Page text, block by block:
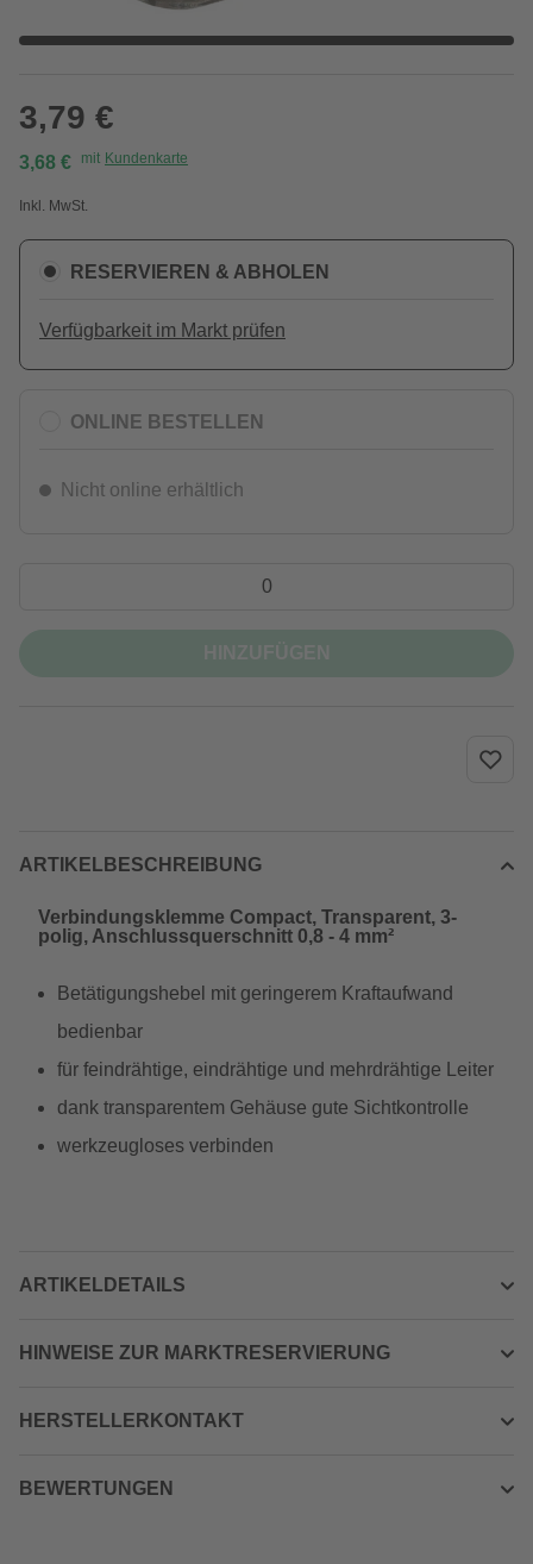
3,79 €
3,68 € mit Kundenkarte
Inkl. MwSt.
RESERVIEREN & ABHOLEN
Verfügbarkeit im Markt prüfen
ONLINE BESTELLEN
Nicht online erhältlich
ARTIKELBESCHREIBUNG
Verbindungsklemme Compact, Transparent, 3-
polig, Anschlussquerschnitt 0,8 - 4 mm²
Betätigungshebel mit geringerem Kraftaufwand
bedienbar
für feindrähtige, eindrähtige und mehrdrähtige Leiter
dank transparentem Gehäuse gute Sichtkontrolle
werkzeugloses verbinden
ARTIKELDETAILS
HINWEISE ZUR MARKTRESERVIERUNG
HERSTELLERKONTAKT
BEWERTUNGEN